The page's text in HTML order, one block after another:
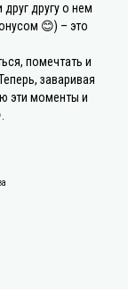
другу о нем
😊) – это
помечтать и
заваривая
эти моменты и